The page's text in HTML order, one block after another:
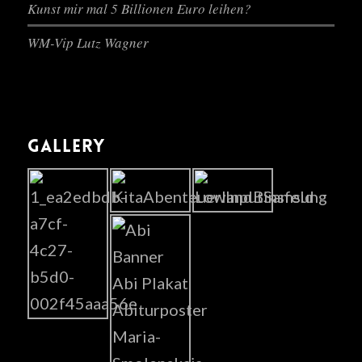
Kunst mir mal 5 Billionen Euro leihen?
WM-Vip Lutz Wagner
GALLERY